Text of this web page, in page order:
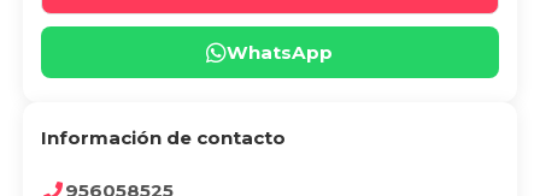
WhatsApp
Información de contacto
956058525